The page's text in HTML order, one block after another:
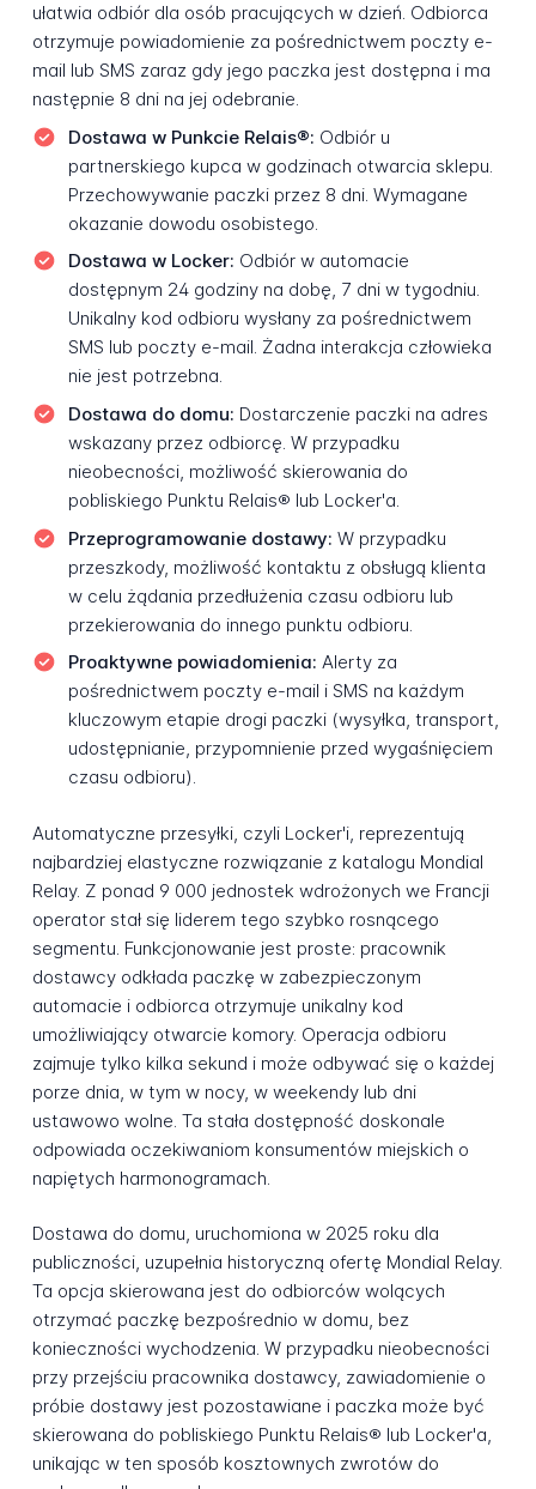
ułatwia odbiór dla osób pracujących w dzień. Odbiorca
otrzymuje powiadomienie za pośrednictwem poczty e-
mail lub SMS zaraz gdy jego paczka jest dostępna i ma
następnie 8 dni na jej odebranie.
Dostawa w Punkcie Relais®: Odbiór u
partnerskiego kupca w godzinach otwarcia sklepu.
Przechowywanie paczki przez 8 dni. Wymagane
okazanie dowodu osobistego.
Dostawa w Locker: Odbiór w automacie
dostępnym 24 godziny na dobę, 7 dni w tygodniu.
Unikalny kod odbioru wysłany za pośrednictwem
SMS lub poczty e-mail. Żadna interakcja człowieka
nie jest potrzebna.
Dostawa do domu: Dostarczenie paczki na adres
wskazany przez odbiorcę. W przypadku
nieobecności, możliwość skierowania do
pobliskiego Punktu Relais® lub Locker'a.
Przeprogramowanie dostawy: W przypadku
przeszkody, możliwość kontaktu z obsługą klienta
w celu żądania przedłużenia czasu odbioru lub
przekierowania do innego punktu odbioru.
Proaktywne powiadomienia: Alerty za
pośrednictwem poczty e-mail i SMS na każdym
kluczowym etapie drogi paczki (wysyłka, transport,
udostępnianie, przypomnienie przed wygaśnięciem
czasu odbioru).
Automatyczne przesyłki, czyli Locker'i, reprezentują
najbardziej elastyczne rozwiązanie z katalogu Mondial
Relay. Z ponad 9 000 jednostek wdrożonych we Francji
operator stał się liderem tego szybko rosnącego
segmentu. Funkcjonowanie jest proste: pracownik
dostawcy odkłada paczkę w zabezpieczonym
automacie i odbiorca otrzymuje unikalny kod
umożliwiający otwarcie komory. Operacja odbioru
zajmuje tylko kilka sekund i może odbywać się o każdej
porze dnia, w tym w nocy, w weekendy lub dni
ustawowo wolne. Ta stała dostępność doskonale
odpowiada oczekiwaniom konsumentów miejskich o
napiętych harmonogramach.
Dostawa do domu, uruchomiona w 2025 roku dla
publiczności, uzupełnia historyczną ofertę Mondial Relay.
Ta opcja skierowana jest do odbiorców wolących
otrzymać paczkę bezpośrednio w domu, bez
konieczności wychodzenia. W przypadku nieobecności
przy przejściu pracownika dostawcy, zawiadomienie o
próbie dostawy jest pozostawiane i paczka może być
skierowana do pobliskiego Punktu Relais® lub Locker'a,
unikając w ten sposób kosztownych zwrotów do